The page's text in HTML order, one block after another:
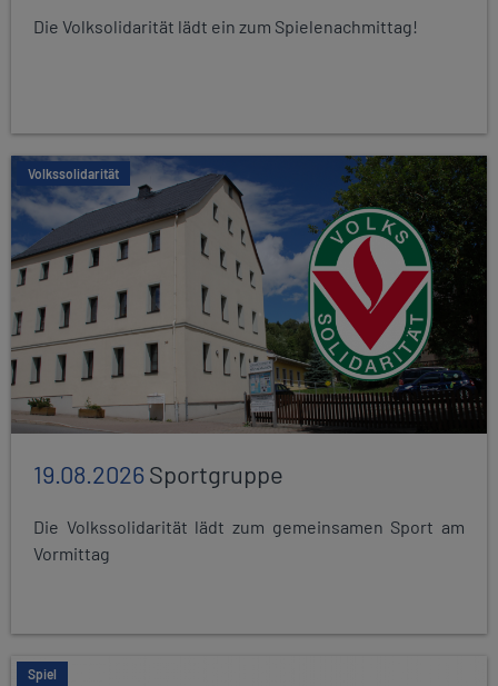
Die Volksolidarität lädt ein zum Spielenachmittag!
Volkssolidarität
19.08.2026Sportgruppe
Die Volkssolidarität lädt zum gemeinsamen Sport am
Vormittag
Spiel